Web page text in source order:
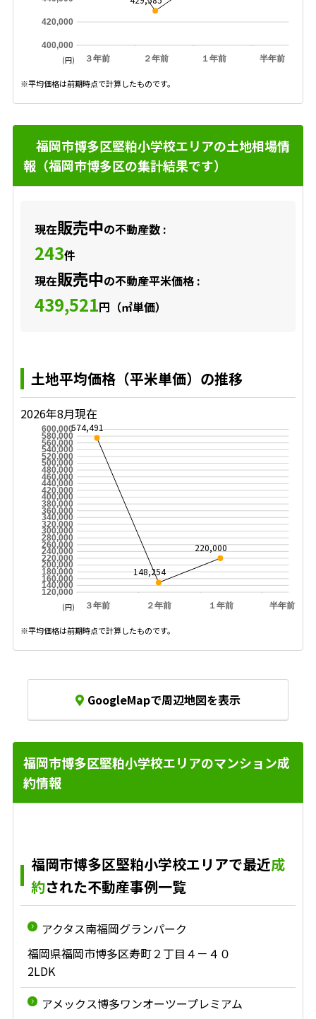
３年前 ２年前 １年前 半年前
400,000
420,000
(円)
※平均価格は前期時点で計算したものです。
福岡市博多区堅粕小学校エリアの土地相場情
報（福岡市博多区の集計結果です）
現在販売中の不動産数 :
243件
現在販売中の不動産平米価格 :
439,521円（㎡単価）
土地平均価格（平米単価）の推移
2026年8月現在
３年前 ２年前 １年前 半年前
120,000
140,000
160,000
180,000
200,000
220,000
240,000
260,000
280,000
300,000
320,000
340,000
360,000
380,000
400,000
420,000
440,000
460,000
480,000
500,000
520,000
540,000
560,000
580,000
600,000574,491
148,254
220,000
(円)
※平均価格は前期時点で計算したものです。
GoogleMapで周辺地図を表示
福岡市博多区堅粕小学校エリアのマンション成
約情報
福岡市博多区堅粕小学校エリアで最近成
約された不動産事例一覧
アクタス南福岡グランパーク
福岡県福岡市博多区寿町２丁目４－４０
2LDK
アメックス博多ワンオーツープレミアム